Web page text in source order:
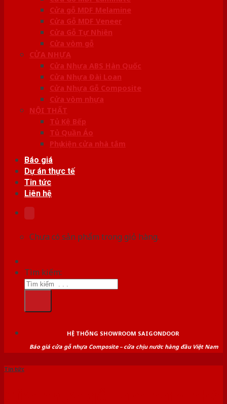
Cửa gỗ MDF Melamine
Cửa Gỗ MDF Veneer
Cửa Gỗ Tự Nhiên
Cửa vòm gỗ
CỬA NHỰA
Cửa Nhựa ABS Hàn Quốc
Cửa Nhựa Đài Loan
Cửa Nhựa Gỗ Composite
Cửa vòm nhựa
NỘI THẤT
Tủ Kệ Bếp
Tủ Quần Áo
Phụ kiện cửa nhà tắm
Báo giá
Dự án thực tế
Tin tức
Liên hệ
Chưa có sản phẩm trong giỏ hàng.
Tìm kiếm:
HỆ THỐNG SHOWROOM SAIGONDOOR
Báo giá cửa gỗ nhựa Composite – cửa chịu nước hàng đầu Việt Nam
Tin tức